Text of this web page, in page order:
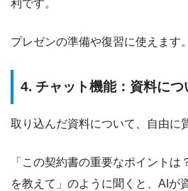
利です。
プレゼンの準備や復習に使えます。
4. チャット機能：資料につ
取り込んだ資料について、自由に
「この契約書の重要なポイントは
を教えて」のように聞くと、AIが